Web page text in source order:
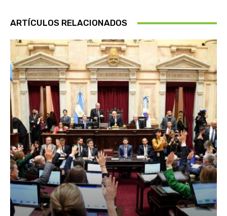
ARTÍCULOS RELACIONADOS